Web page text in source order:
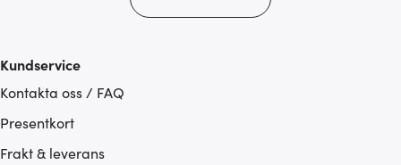
Kundservice
Kontakta oss / FAQ
Presentkort
Frakt & leverans